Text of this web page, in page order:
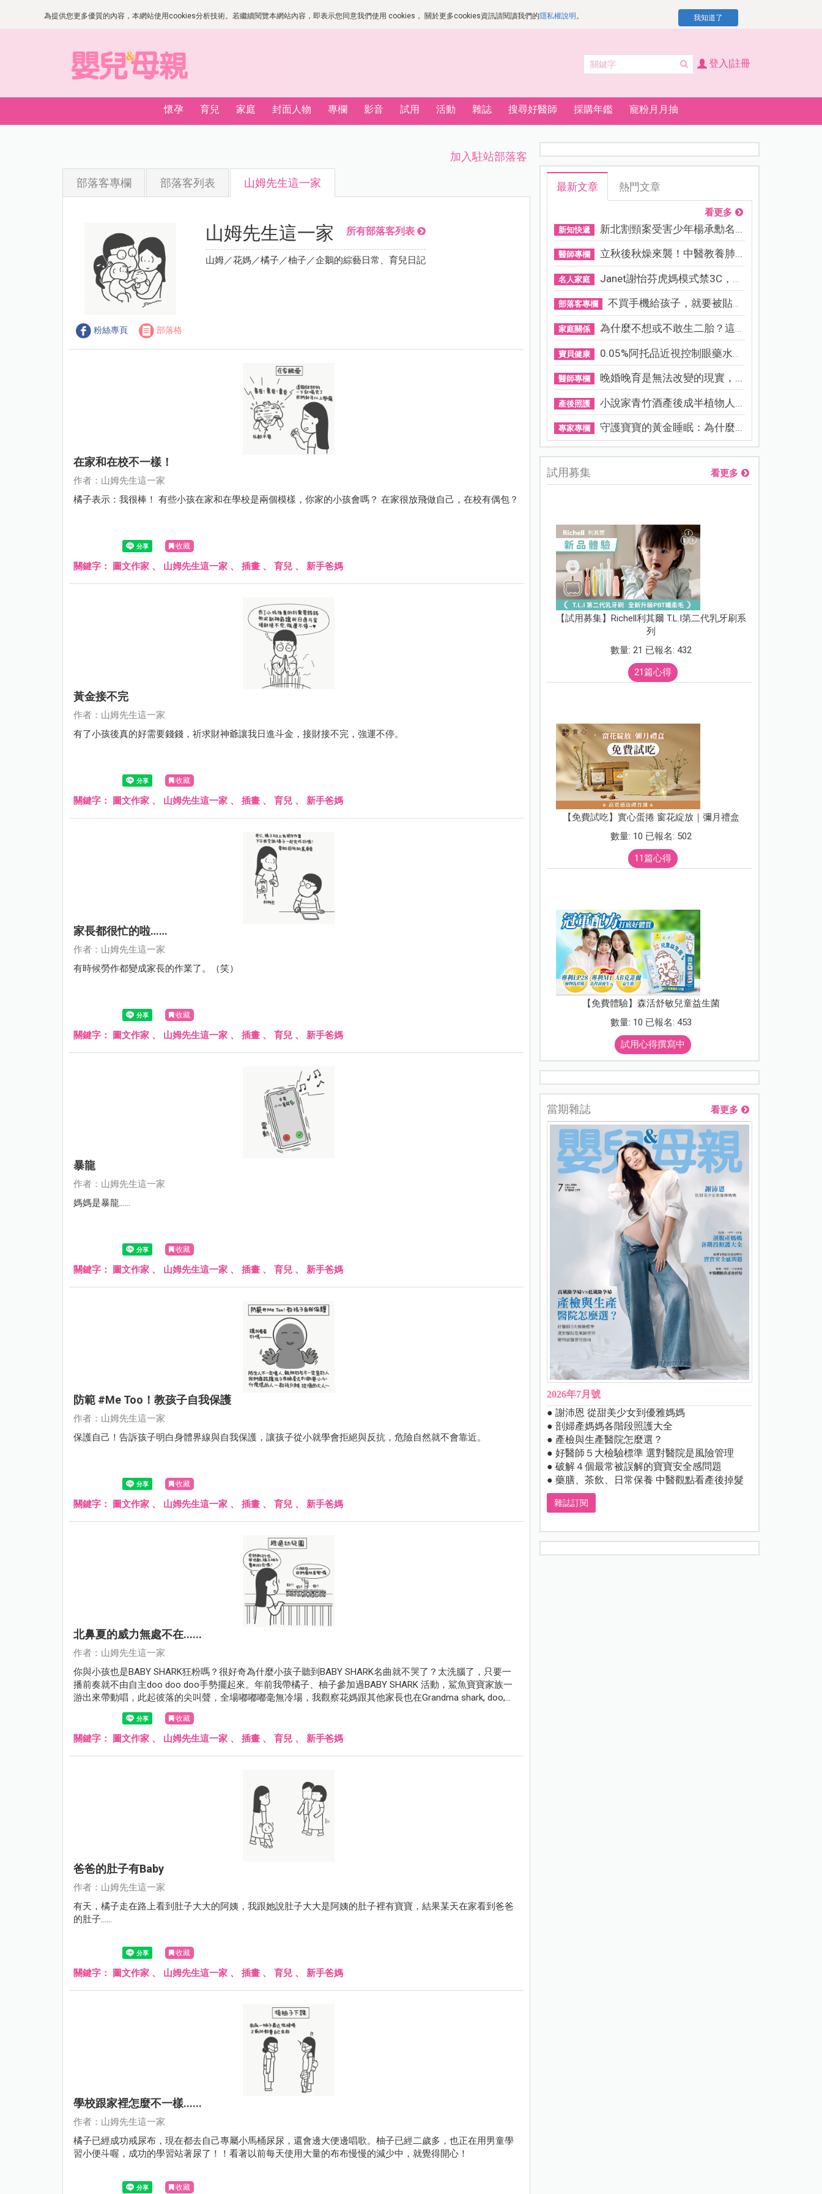
為提供您更多優質的內容，本網站使用cookies分析技術。若繼續閱覽本網站內容，即表示您同意我們使用 cookies， 關於更多cookies資訊請閱讀我們的隱私權說明 。 我知道了
登入|註冊
懷孕 育兒 家庭 封面人物 專欄 影音 試用 活動 雜誌 搜尋好醫師 採購年鑑 寵粉月月抽
加入駐站部落客
部落客專欄 部落客列表 山姆先生這一家
粉絲專頁 部落格
山姆先生這一家 所有部落客列表
山姆／花媽／橘子／柚子／企鵝的綜藝日常、育兒日記
在家和在校不一樣！
作者：山姆先生這一家
橘子表示：我很棒！ 有些小孩在家和在學校是兩個模樣，你家的小孩會嗎？ 在家很放飛做自己，在校有偶包？
收藏
關鍵字： 圖文作家 、 山姆先生這一家 、 插畫 、 育兒 、 新手爸媽
黃金接不完
作者：山姆先生這一家
有了小孩後真的好需要錢錢，祈求財神爺讓我日進斗金，接財接不完，強運不停。
收藏
關鍵字： 圖文作家 、 山姆先生這一家 、 插畫 、 育兒 、 新手爸媽
家長都很忙的啦……
作者：山姆先生這一家
有時候勞作都變成家長的作業了。（笑）
收藏
關鍵字： 圖文作家 、 山姆先生這一家 、 插畫 、 育兒 、 新手爸媽
暴龍
作者：山姆先生這一家
媽媽是暴龍......
收藏
關鍵字： 圖文作家 、 山姆先生這一家 、 插畫 、 育兒 、 新手爸媽
防範 #me Too！教孩子自我保護
作者：山姆先生這一家
保護自己！告訴孩子明白身體界線與自我保護，讓孩子從小就學會拒絕與反抗，危險自然就不會靠近。
收藏
關鍵字： 圖文作家 、 山姆先生這一家 、 插畫 、 育兒 、 新手爸媽
北鼻夏的威力無處不在......
作者：山姆先生這一家
你與小孩也是BABY SHARK狂粉嗎？很好奇為什麼小孩子聽到BABY SHARK名曲就不哭了？太洗腦了，只要一
播前奏就不由自主doo doo doo手勢擺起來。年前我帶橘子、柚子參加過BABY SHARK 活動，鯊魚寶寶家族一
游出來帶動唱，此起彼落的尖叫聲，全場嘟嘟嘟毫無冷場，我觀察花媽跟其他家長也在Grandma shark, doo,
doo 超可愛的，鯊魚寶寶完全是幼兒界的五月天呀。
收藏
關鍵字： 圖文作家 、 山姆先生這一家 、 插畫 、 育兒 、 新手爸媽
爸爸的肚子有baby
作者：山姆先生這一家
有天，橘子走在路上看到肚子大大的阿姨，我跟她說肚子大大是阿姨的肚子裡有寶寶，結果某天在家看到爸爸
的肚子......
收藏
關鍵字： 圖文作家 、 山姆先生這一家 、 插畫 、 育兒 、 新手爸媽
學校跟家裡怎麼不一樣......
作者：山姆先生這一家
橘子已經成功戒尿布，現在都去自己專屬小馬桶尿尿，還會邊大便邊唱歌。柚子已經二歲多，也正在用男童學
習小便斗喔，成功的學習站著尿了！！看著以前每天使用大量的布布慢慢的減少中，就覺得開心！
收藏
最新文章 熱門文章
看更多
新知快遞 新北割頸案受害少年楊承勳名...
醫師專欄 立秋後秋燥來襲！中醫教養肺...
名人家庭 Janet謝怡芬虎媽模式禁3C，看...
部落客專欄 不買手機給孩子，就要被貼「...
家庭關係 為什麼不想或不敢生二胎？這8...
寶貝健康 0.05%阿托品近視控制眼藥水納...
醫師專欄 晚婚晚育是無法改變的現實，...
產後照護 小說家青竹酒產後成半植物人...
專家專欄 守護寶寶的黃金睡眠：為什麼...
試用募集 看更多
【試用募集】Richell利其爾 T.L.I第二代乳牙刷系
列
數量: 21 已報名: 432
21篇心得
【免費試吃】實心蛋捲 窗花綻放｜彌月禮盒
數量: 10 已報名: 502
11篇心得
【免費體驗】森活舒敏兒童益生菌
數量: 10 已報名: 453
試用心得撰寫中
當期雜誌 看更多
2026年7月號
● 謝沛恩 從甜美少女到優雅媽媽
● 剖婦產媽媽各階段照護大全
● 產檢與生產醫院怎麼選？
● 好醫師５大檢驗標準 選對醫院是風險管理
● 破解４個最常被誤解的寶寶安全感問題
● 藥膳、茶飲、日常保養 中醫觀點看產後掉髮
雜誌訂閱